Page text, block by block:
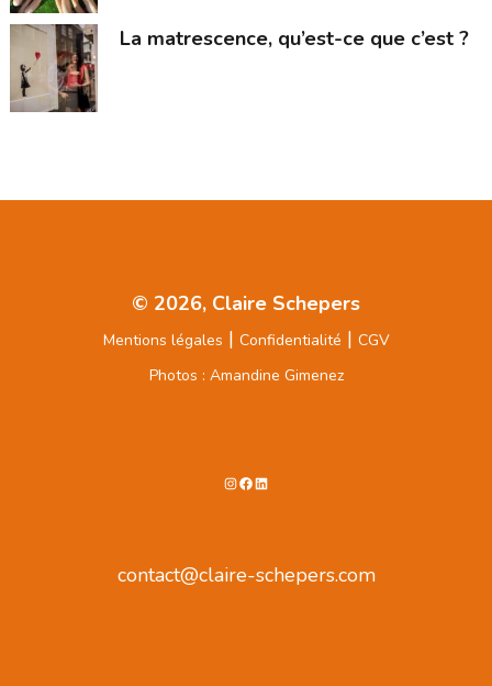
La matrescence, qu’est-ce que c’est ?
© 2026, Claire Schepers
Mentions légales | Confidentialité | CGV
Photos : Amandine Gimenez
Instagram
Facebook
LinkedIn
contact@claire-schepers.com